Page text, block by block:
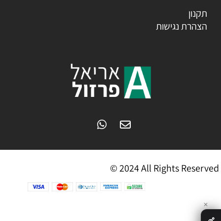
תקנון
הצהרת נגישות
© 2024 All Rights Reserved
✕